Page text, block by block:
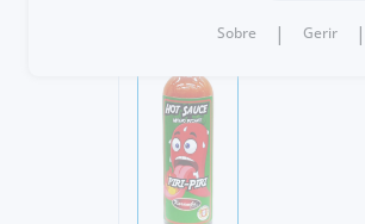
Sobre | Gerir |